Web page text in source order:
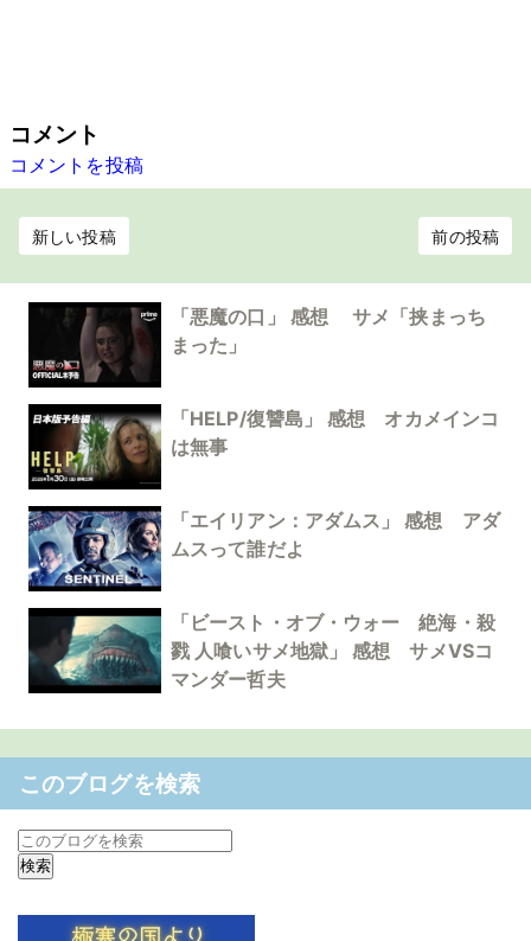
コメント
コメントを投稿
新しい投稿 前の投稿
「悪魔の口」 感想 サメ「挟まっち
まった」
「HELP/復讐島」 感想 オカメインコ
は無事
「エイリアン：アダムス」 感想 アダ
ムスって誰だよ
「ビースト・オブ・ウォー 絶海・殺
戮 人喰いサメ地獄」 感想 サメVSコ
マンダー哲夫
このブログを検索